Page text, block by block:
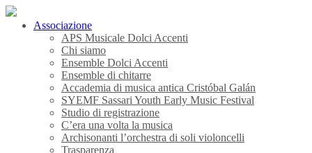
Associazione
APS Musicale Dolci Accenti
Chi siamo
Ensemble Dolci Accenti
Ensemble di chitarre
Accademia di musica antica Cristóbal Galán
SYEMF Sassari Youth Early Music Festival
Studio di registrazione
C’era una volta la musica
Archisonanti l’orchestra di soli violoncelli
Trasparenza